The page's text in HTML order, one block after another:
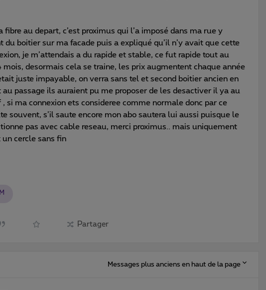
fibre au depart, c’est proximus qui l’a imposé dans ma rue y
du boitier sur ma facade puis a expliqué qu’il n’y avait que cette
je m’attendais a du rapide et stable, ce fut rapide tout au
desormais cela se traine, les prix augmentent chaque année
juste impayable, on verra sans tel et second boitier ancien en
passage ils auraient pu me proposer de les desactiver il ya au
si ma connexion ets consideree comme normale donc par ce
souvent, s’il saute encore mon abo sautera lui aussi puisque le
pas avec cable reseau, merci proximus.. mais uniquement
un cercle sans fin
Partager
Messages plus anciens en haut de la page